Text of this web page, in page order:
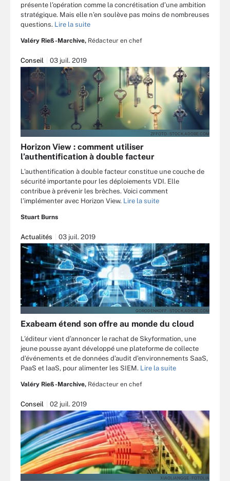
présente l’opération comme la concrétisation d’une ambition
stratégique. Mais elle n’en soulève pas moins de nombreuses
questions. Lire la suite
Valéry Rieß-Marchive, Rédacteur en chef
Conseil 03 juil. 2019
ZFFOTO - STOCK.ADOBE.COM
Horizon View : comment utiliser
l’authentification à double facteur
L’authentification à double facteur constitue une couche de
sécurité importante pour les déploiements VDI. Elle
contribue à prévenir les brèches. Voici comment
l’implémenter avec Horizon View. Lire la suite
Stuart Burns
Actualités 03 juil. 2019
GORODENKOFF - STOCK.ADOBE.COM
Exabeam étend son offre au monde du cloud
L’éditeur vient d’annoncer le rachat de Skyformation, une
jeune pousse ayant développé une plateforme de collecte
d’événements et de données d’audit d’environnements SaaS,
PaaS et IaaS, pour alimenter les SIEM. Lire la suite
Valéry Rieß-Marchive, Rédacteur en chef
Conseil 02 juil. 2019
XIAOLIANGGE - FOTOLIA